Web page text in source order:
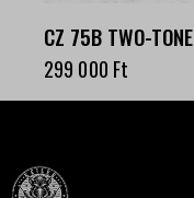
CZ 75B TWO-TONE
299 000 Ft